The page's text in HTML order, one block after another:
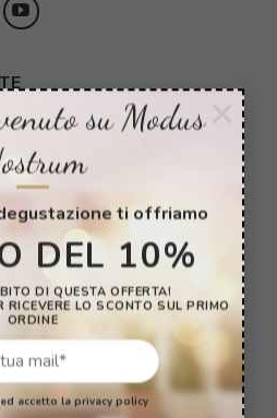
su Modus
ti offriamo
DEL 10%
DI QUESTA OFFERTA!
RICEVERE LO SCONTO SUL PRIMO
ORDINE
accetto la privacy policy
×